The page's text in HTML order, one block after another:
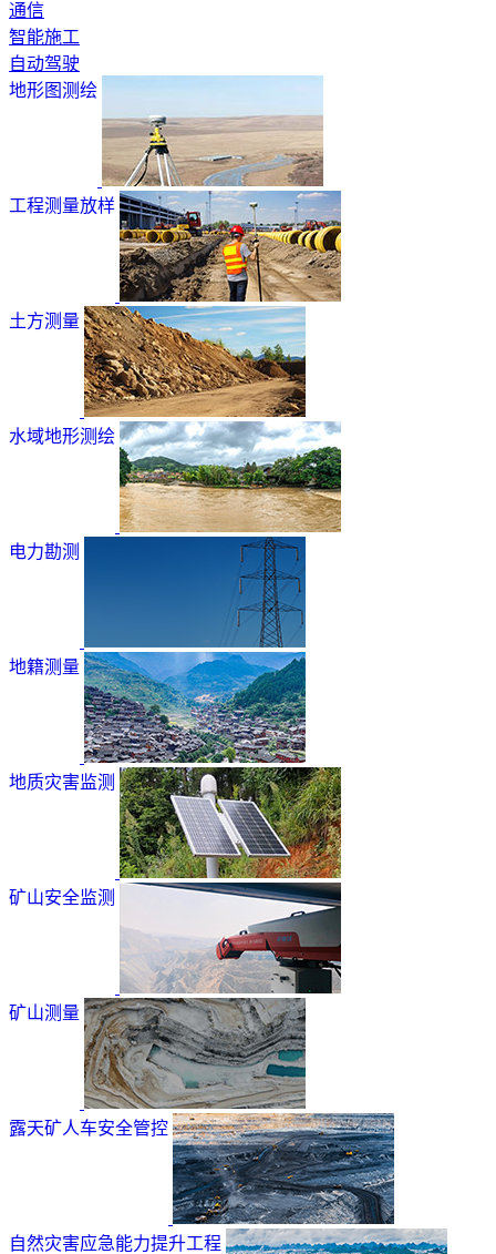
通信
智能施工
自动驾驶
地形图测绘
工程测量放样
土方测量
水域地形测绘
电力勘测
地籍测量
地质灾害监测
矿山安全监测
矿山测量
露天矿人车安全管控
自然灾害应急能力提升工程